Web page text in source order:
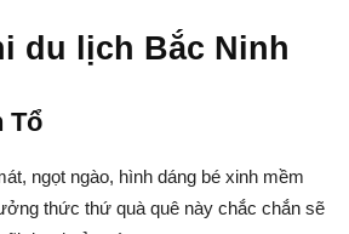
du lịch Bắc Ninh
Tổ
ngọt ngào, hình dáng bé xinh mềm
thức thứ quà quê này chắc chắn sẽ